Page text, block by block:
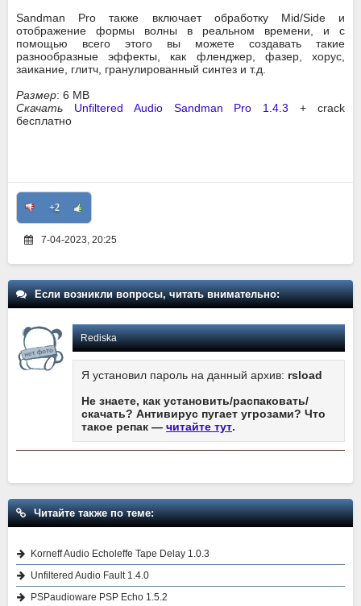
Sandman Pro также включает обработку Mid/Side и
отображение формы волны в реальном времени, и с
помощью всего этого вы можете создавать такие
разнообразные эффекты, как фленджер, фазер, хорус,
заикание, глитч, гранулированный синтез и т.д.
Размер: 6 MB
Скачать Unfiltered Audio Sandman Pro 1.4.3 + crack
бесплатно
+2
7-04-2023, 20:25
Если возникли вопросы, читать внимательно:
Rediska
Я установил пароль на данный архив: rsload
Не знаете, как установить/распаковать/
скачать? Антивирус пугает угрозами? Что
такое репак — читайте тут.
Читайте также по теме:
Korneff Audio Echoleffe Tape Delay 1.0.3
Unfiltered Audio Fault 1.4.0
PSPaudioware PSP Echo 1.5.2